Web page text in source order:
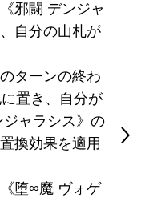
邪闘 デンジャ
自分の山札が
ターンの終わ
置き、自分が
ャラシス》の
換効果を適用
堕∞魔 ヴォゲ